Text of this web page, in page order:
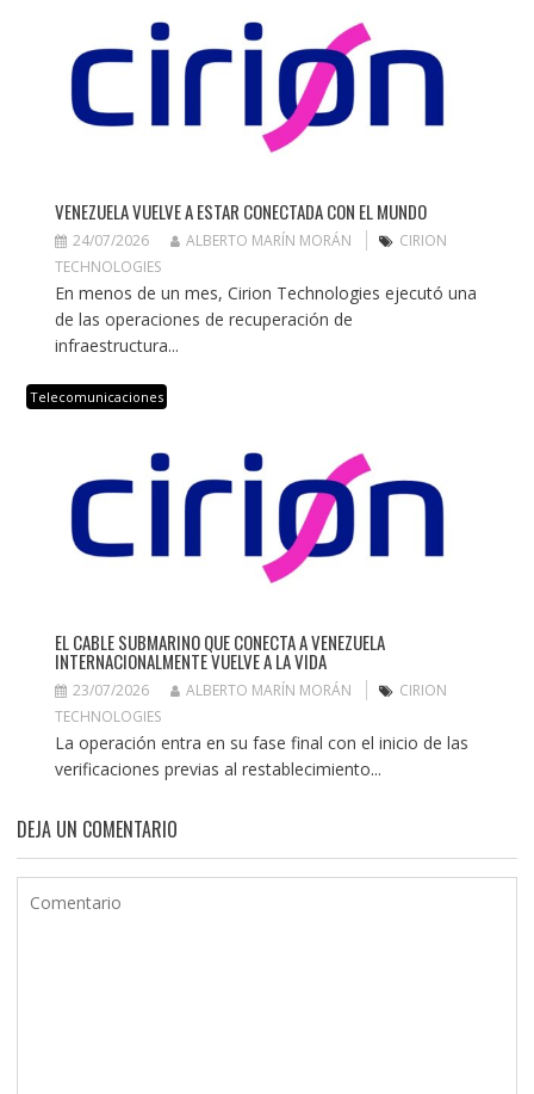
VENEZUELA VUELVE A ESTAR CONECTADA CON EL MUNDO
24/07/2026 ALBERTO MARÍN MORÁN
CIRION
TECHNOLOGIES
En menos de un mes, Cirion Technologies ejecutó una
de las operaciones de recuperación de
infraestructura...
Telecomunicaciones
EL CABLE SUBMARINO QUE CONECTA A VENEZUELA
INTERNACIONALMENTE VUELVE A LA VIDA
23/07/2026 ALBERTO MARÍN MORÁN
CIRION
TECHNOLOGIES
La operación entra en su fase final con el inicio de las
verificaciones previas al restablecimiento...
DEJA UN COMENTARIO